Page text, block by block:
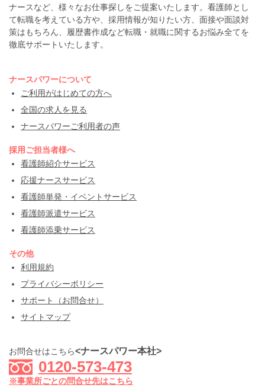
ナースなど、様々なお仕事探しをご提案いたします。看護師とし
て転職を考えている方や、採用情報が知りたい方、面接や面談対
策はもちろん、履歴書作成など転職・就職に関するお悩み全てを
徹底サポートいたします。
ナースパワーについて
ご利用がはじめての方へ
全国の求人を見る
ナースパワーご利用者の声
採用ご担当者様へ
看護師紹介サービス
応援ナースサービス
看護師単発・イベントサービス
看護師派遣サービス
看護師添乗サービス
その他
利用規約
プライバシーポリシー
サポート（お問合せ）
サイトマップ
お問合せはこちら<ナースパワー本社>
0120-573-473
※事業所ごとの問合せ先はこちら